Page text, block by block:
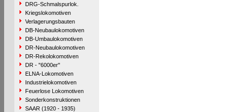
DRG-Schmalspurlok.
Kriegslokomotiven
Verlagerungsbauten
DB-Neubaulokomotiven
DB-Umbaulokomotiven
DR-Neubaulokomotiven
DR-Rekolokomotiven
DR - "6000er"
ELNA-Lokomotiven
Industrielokomotiven
Feuerlose Lokomotiven
Sonderkonstruktionen
SAAR (1920 - 1935)